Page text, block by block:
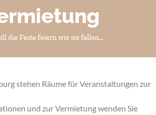
die Feste feiern wie sie fallen...
stehen Räume für Veranstaltungen zur
und zur Vermietung wenden Sie